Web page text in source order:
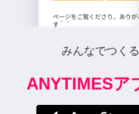
みんなでつく
ANYTIMESア